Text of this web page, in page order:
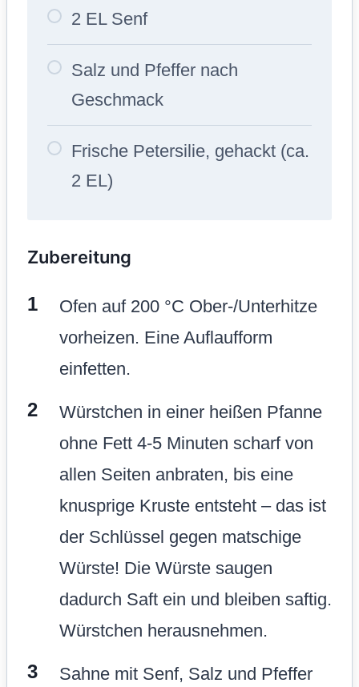
2 EL Senf
Salz und Pfeffer nach
Geschmack
Frische Petersilie, gehackt (ca.
2 EL)
Zubereitung
Ofen auf 200 °C Ober-/Unterhitze
vorheizen. Eine Auflaufform
einfetten.
Würstchen in einer heißen Pfanne
ohne Fett 4-5 Minuten scharf von
allen Seiten anbraten, bis eine
knusprige Kruste entsteht – das ist
der Schlüssel gegen matschige
Würste! Die Würste saugen
dadurch Saft ein und bleiben saftig.
Würstchen herausnehmen.
Sahne mit Senf, Salz und Pfeffer